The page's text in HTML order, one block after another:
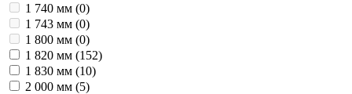
1 740 мм (0)
1 743 мм (0)
1 800 мм (0)
1 820 мм (152)
1 830 мм (10)
2 000 мм (5)